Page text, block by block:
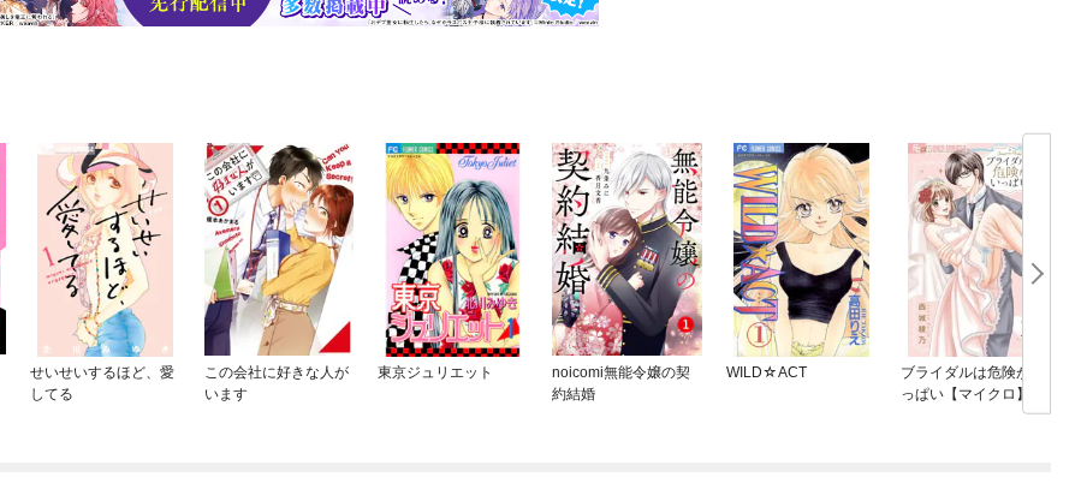
せいせいするほど、愛
してる
この会社に好きな人が
います
東京ジュリエット
noicomi無能令嬢の契
約結婚
WILD☆ACT
ブライダルは危険がい
っぱい【マイクロ】